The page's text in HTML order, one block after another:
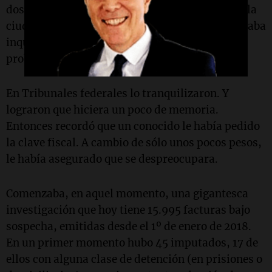
dos meses en Villa Carlos Paz. Luego, regresó a la
ciudad de Córdoba y continuó con su hobby. Estaba
inquieto: la carta de la Afip le auguraba
problemas.
En Tribunales federales lo tranquilizaron. Y
lograron que hiciera un poco de memoria.
Entonces recordó que un conocido le había pedido
la clave fiscal. A cambio de sólo unos pocos pesos,
le había asegurado que se despreocupara.
Comenzaba, en aquel momento, una gigantesca
investigación que hoy tiene 15.995 facturas bajo
sospecha, emitidas desde el 1º de enero de 2018.
En un primer momento hubo 45 imputados, 17 de
ellos con alguna clase de detención (en prisiones o